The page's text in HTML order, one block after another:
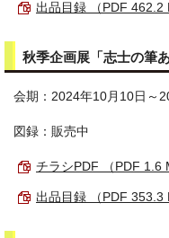
出品目録 （PDF 462.2
秋季企画展「志士の筆
会期：2024年10月10日～
図録：販売中
チラシPDF （PDF 1.6
出品目録 （PDF 353.3